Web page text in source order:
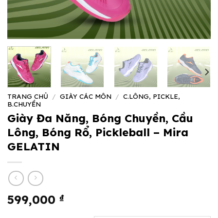
TRANG CHỦ / GIÀY CÁC MÔN / C.LÔNG, PICKLE,
B.CHUYỀN
Giày Đa Năng, Bóng Chuyền, Cầu
Lông, Bóng Rổ, Pickleball – Mira
GELATIN
599,000 ₫